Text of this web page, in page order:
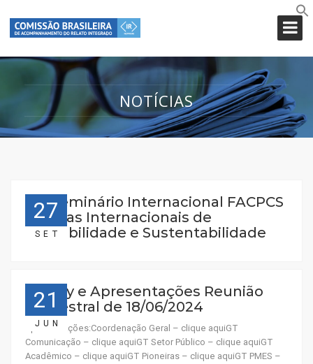
NOTÍCIAS
27
SET
XXI Seminário Internacional FACPCS
Normas Internacionais de
Contabilidade e Sustentabilidade
21
JUN
Replay e Apresentações Reunião
Trimestral de 18/06/2024
Apresentações:Coordenação Geral – clique aquiGT
Comunicação – clique aquiGT Setor Público – clique aquiGT
Acadêmico – clique aquiGT Pioneiras – clique aquiGT PMES –